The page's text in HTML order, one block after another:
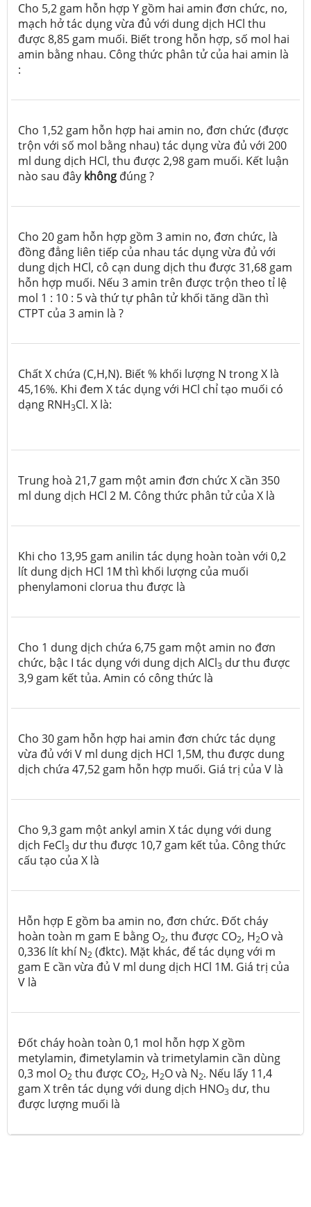
Cho 5,2 gam hỗn hợp Y gồm hai amin đơn chức, no,
mạch hở tác dụng vừa đủ với dung dịch HCl thu
được 8,85 gam muối. Biết trong hỗn hợp, số mol hai
amin bằng nhau. Công thức phân tử của hai amin là
:
Cho 1,52 gam hỗn hợp hai amin no, đơn chức (được
trộn với số mol bằng nhau) tác dụng vừa đủ với 200
ml dung dịch HCl, thu được 2,98 gam muối. Kết luận
nào sau đây không đúng ?
Cho 20 gam hỗn hợp gồm 3 amin no, đơn chức, là
đồng đẳng liên tiếp của nhau tác dụng vừa đủ với
dung dịch HCl, cô cạn dung dịch thu được 31,68 gam
hỗn hợp muối. Nếu 3 amin trên được trộn theo tỉ lệ
mol 1 : 10 : 5 và thứ tự phân tử khối tăng dần thì
CTPT của 3 amin là ?
Chất X chứa (C,H,N). Biết % khối lượng N trong X là
45,16%. Khi đem X tác dụng với HCl chỉ tạo muối có
dạng RNH3Cl. X là:
Trung hoà 21,7 gam một amin đơn chức X cần 350
ml dung dịch HCl 2 M. Công thức phân tử của X là
Khi cho 13,95 gam anilin tác dụng hoàn toàn với 0,2
lít dung dịch HCl 1M thì khối lượng của muối
phenylamoni clorua thu được là
Cho 1 dung dịch chứa 6,75 gam một amin no đơn
chức, bậc I tác dụng với dung dịch AlCl3 dư thu được
3,9 gam kết tủa. Amin có công thức là
Cho 30 gam hỗn hợp hai amin đơn chức tác dụng
vừa đủ với V ml dung dịch HCl 1,5M, thu được dung
dịch chứa 47,52 gam hỗn hợp muối. Giá trị của V là
Cho 9,3 gam một ankyl amin X tác dụng với dung
dịch FeCl3 dư thu được 10,7 gam kết tủa. Công thức
cấu tạo của X là
Hỗn hợp E gồm ba amin no, đơn chức. Đốt cháy
hoàn toàn m gam E bằng O2, thu được CO2, H2O và
0,336 lít khí N2 (đktc). Mặt khác, để tác dụng với m
gam E cần vừa đủ V ml dung dịch HCl 1M. Giá trị của
V là
Đốt cháy hoàn toàn 0,1 mol hỗn hợp X gồm
metylamin, đimetylamin và trimetylamin cần dùng
0,3 mol O2 thu được CO2, H2O và N­2. Nếu lấy 11,4
gam X trên tác dụng với dung dịch HNO3 dư, thu
được lượng muối là